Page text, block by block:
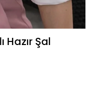
Hazır Şal